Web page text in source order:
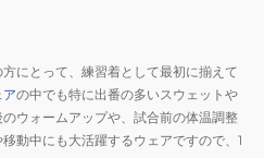
にとって、練習着として最初に揃えて
の中でも特に出番の多いスウェットや
ウォームアップや、試合前の体温調整
動中にも大活躍するウェアですので、1